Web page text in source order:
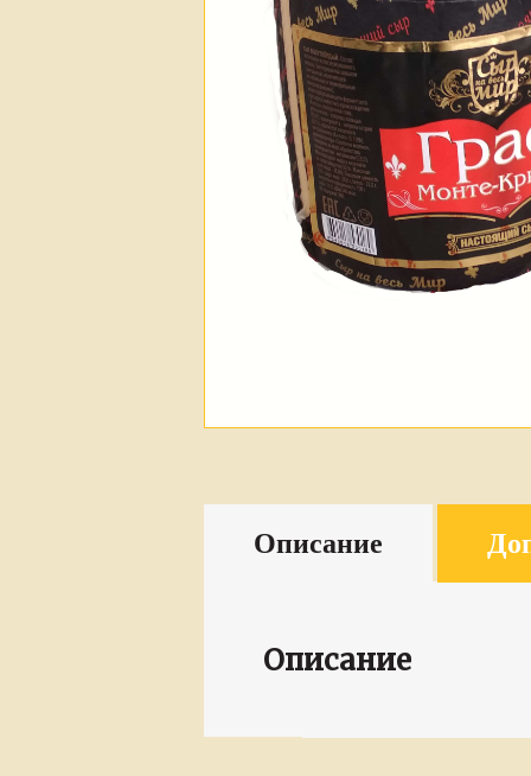
Описание
Описание